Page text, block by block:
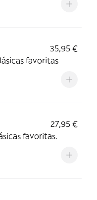
35,95 €
favoritas
27,95 €
favoritas.